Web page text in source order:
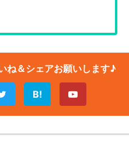
ね＆シェアお願いします♪
B!